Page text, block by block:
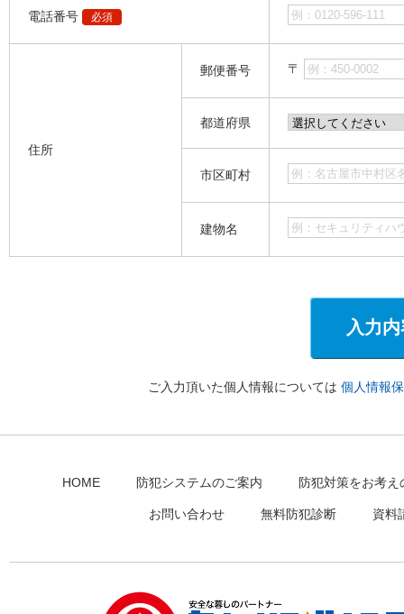
電話番号 必須
住所
郵便番号 〒
都道府県
市区町村
建物名
ご入力頂いた個人情報については 個人情報
HOME 防犯システムのご案内 防犯対策をお考え
お問い合わせ 無料防犯診断 資料